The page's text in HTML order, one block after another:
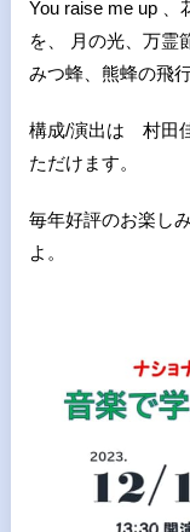
You raise me up 、
を、 月の光、万霊
みつ蜂、熊蜂の飛
構成/演出は 村田
ただけます。
毎年好評のお楽し
よ。